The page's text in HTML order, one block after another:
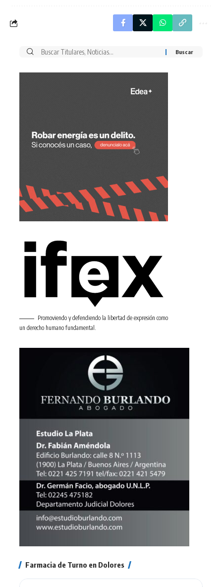
Buscar
Promoviendo y defendiendo la libertad de expresión como
un derecho humano fundamental.
Farmacia de Turno en Dolores